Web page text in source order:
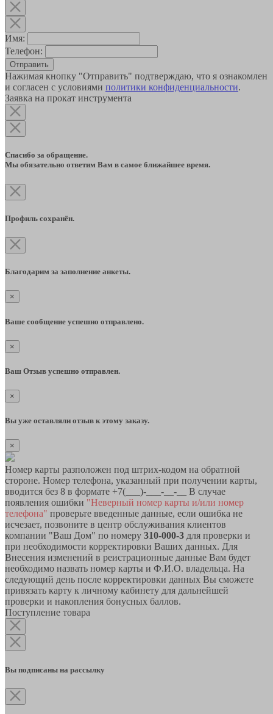
Имя:
Телефон:
Отправить
Нажимая кнопку "Отправить" подтверждаю, что я ознакомлен
и согласен с условиями политики конфиденциальности.
Заявка на прокат инструмента
Спасибо за обращение.
Мы обязательно ответим Вам в самое ближайшее время.
Профиль сохранён.
Благодарим за заполнение анкеты.
×
Ваше сообщение успешно отправлено.
×
Ваш Отзыв успешно отправлен.
×
Вы уже оставляли отзыв к этому заказу.
×
Номер карты разположен под штрих-кодом на обратной
стороне. Номер телефона, указанный при получении карты,
вводится без 8 в формате +7(___)-___-__-__ В случае
появления ошибки "Неверный номер карты и/или номер
телефона" проверьте введенные данные, если ошибка не
исчезает, позвоните в центр обслуживания клиентов
компании "Ваш Дом" по номеру 310-000-3 для проверки и
при необходимости корректировки Ваших данных. Для
Внесения изменений в реистрационные данные Вам будет
необходимо назвать номер карты и Ф.И.О. владельца. На
следующий день после корректировки данных Вы сможете
привязать карту к личному кабинету для дальнейшей
проверки и накопления бонусных баллов.
Поступление товара
Вы подписаны на рассылку